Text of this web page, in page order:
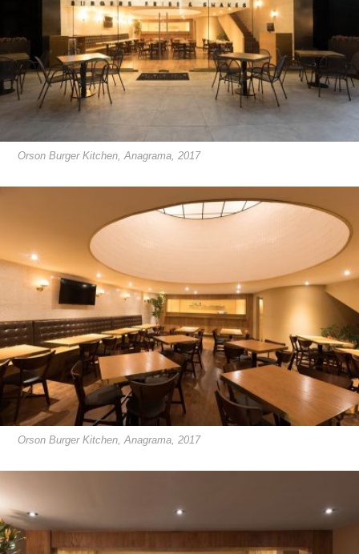
Orson Burger Kitchen, Anagrama, 2017
Orson Burger Kitchen, Anagrama, 2017